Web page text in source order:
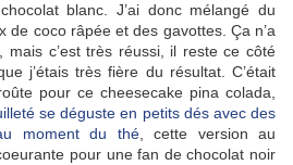
blanc. J’ai donc mélangé du
de coco râpée et des gavottes. Ça n’a
c’est très réussi, il reste ce côté
j’étais très fière du résultat. C’était
pour ce cheesecake pina colada,
se déguste en petits dés avec des
moment du thé, cette version au
pour une fan de chocolat noir